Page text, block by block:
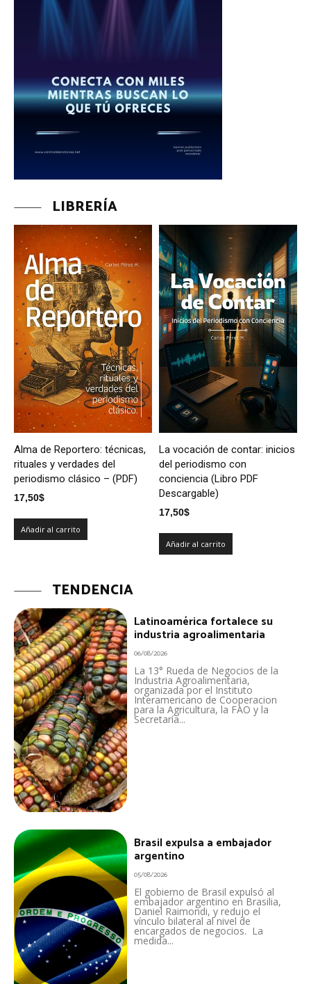
LIBRERÍA
Alma de Reportero: técnicas,
rituales y verdades del
periodismo clásico – (PDF)
17,50$
Añadir al carrito
La vocación de contar: inicios
del periodismo con
conciencia (Libro PDF
Descargable)
17,50$
Añadir al carrito
TENDENCIA
Latinoamérica fortalece su
industria agroalimentaria
06/08/2026
La 13° Rueda de Negocios de la
Industria Agroalimentaria,
organizada por el Instituto
Interamericano de Cooperacion
para la Agricultura, la FAO y la
Secretaría...
Brasil expulsa a embajador
argentino
05/08/2026
El gobierno de Brasil expulsó al
embajador argentino en Brasilia,
Daniel Raimondi, y redujo el
vínculo bilateral al nivel de
encargados de negocios. La
medida...